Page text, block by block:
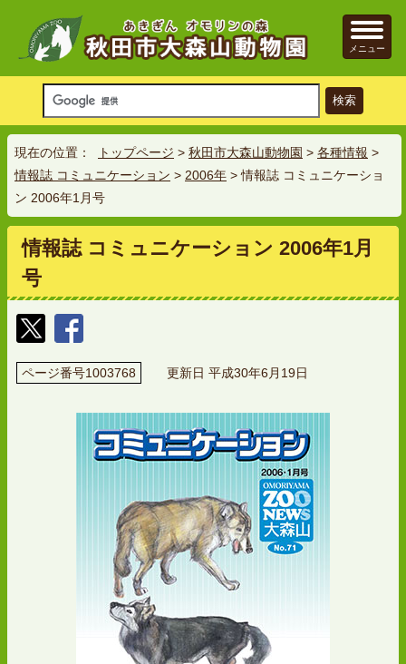
メニュー
現在の位置： トップページ > 秋田市大森山動物園 > 各種情報 >
情報誌 コミュニケーション > 2006年 > 情報誌 コミュニケーショ
ン 2006年1月号
情報誌 コミュニケーション 2006年1月
号
ページ番号1003768 更新日 平成30年6月19日